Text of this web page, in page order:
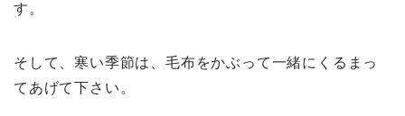
す。
そして、寒い季節は、毛布をかぶって一緒にくるまっ
てあげて下さい。